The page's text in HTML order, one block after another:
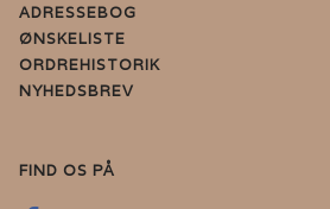
ADRESSEBOG
ØNSKELISTE
ORDREHISTORIK
NYHEDSBREV
FIND OS PÅ